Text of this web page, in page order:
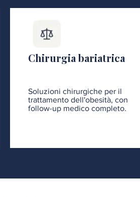
Chirurgia bariatrica
Soluzioni chirurgiche per il
trattamento dell'obesità, con
follow-up medico completo.